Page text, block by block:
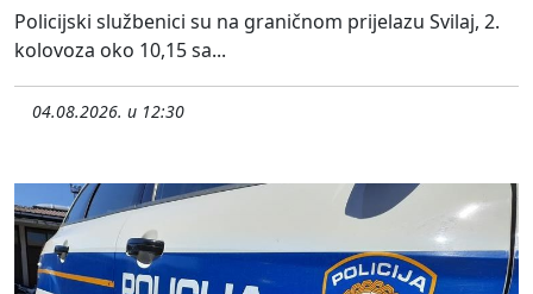
Policijski službenici su na graničnom prijelazu Svilaj, 2.
kolovoza oko 10,15 sa...
04.08.2026. u 12:30